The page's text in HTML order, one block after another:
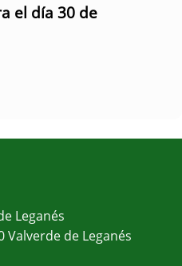
el día 30 de
Leganés
Valverde de Leganés